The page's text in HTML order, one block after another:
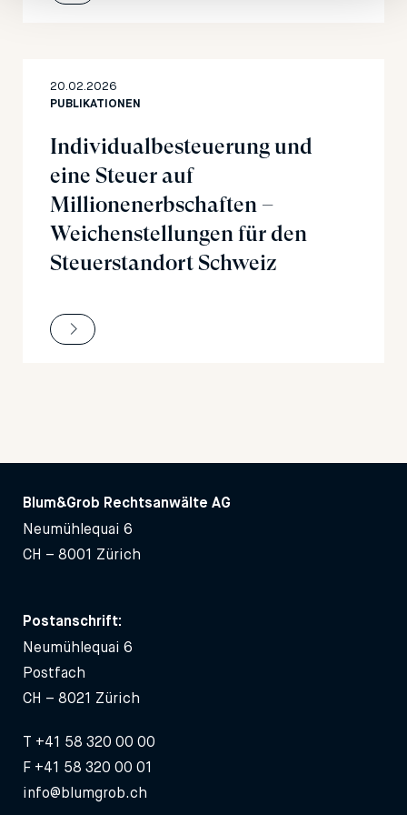
20.02.2026
PUBLIKATIONEN
Individualbesteuerung und
eine Steuer auf
Millionenerbschaften –
Weichenstellungen für den
Steuerstandort Schweiz
Blum&Grob Rechtsanwälte AG
Neumühlequai 6
CH – 8001 Zürich
Postanschrift:
Neumühlequai 6
Postfach
CH – 8021 Zürich
T +41 58 320 00 00
F +41 58 320 00 01
info@blumgrob.ch